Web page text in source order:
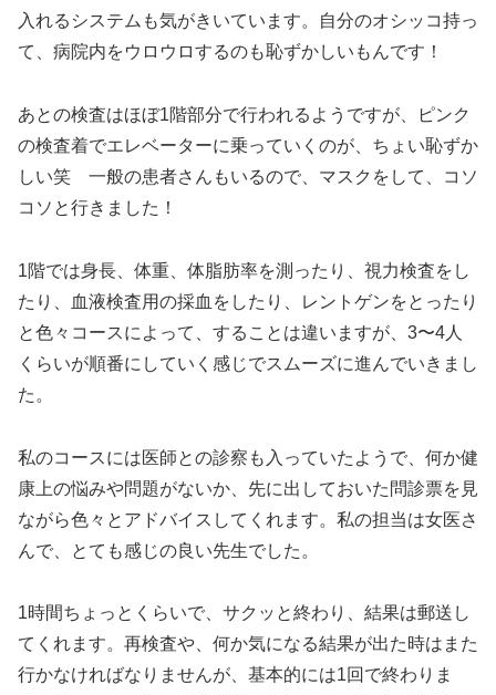
入れるシステムも気がきいています。自分のオシッコ持っ
て、病院内をウロウロするのも恥ずかしいもんです！
あとの検査はほぼ1階部分で行われるようですが、ピンク
の検査着でエレベーターに乗っていくのが、ちょい恥ずか
しい笑 一般の患者さんもいるので、マスクをして、コソ
コソと行きました！
1階では身長、体重、体脂肪率を測ったり、視力検査をし
たり、血液検査用の採血をしたり、レントゲンをとったり
と色々コースによって、することは違いますが、3〜4人
くらいが順番にしていく感じでスムーズに進んでいきまし
た。
私のコースには医師との診察も入っていたようで、何か健
康上の悩みや問題がないか、先に出しておいた問診票を見
ながら色々とアドバイスしてくれます。私の担当は女医さ
んで、とても感じの良い先生でした。
1時間ちょっとくらいで、サクッと終わり、結果は郵送し
てくれます。再検査や、何か気になる結果が出た時はまた
行かなければなりませんが、基本的には1回で終わりま